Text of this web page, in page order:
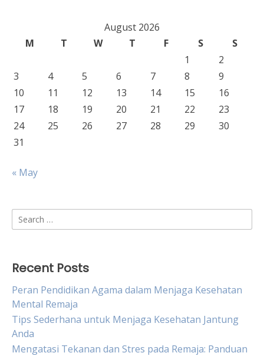
August 2026
M
T W T F S
S
1
2
3
4 5 6 7 8
9
10
11 12 13 14 15
16
17
18 19 20 21 22
23
24
25 26 27 28 29
30
31
« May
Search
for:
Recent Posts
Peran Pendidikan Agama dalam Menjaga Kesehatan
Mental Remaja
Tips Sederhana untuk Menjaga Kesehatan Jantung
Anda
Mengatasi Tekanan dan Stres pada Remaja: Panduan